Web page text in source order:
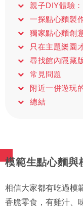
親子DIY體驗
一探點心麵製
獨家點心麵創
只在主題樂園
尋找館內隱藏
常見問題
附近一併遊玩
總結
模範生點心麵與
相信大家都有吃過模
香脆零食，有雞汁、